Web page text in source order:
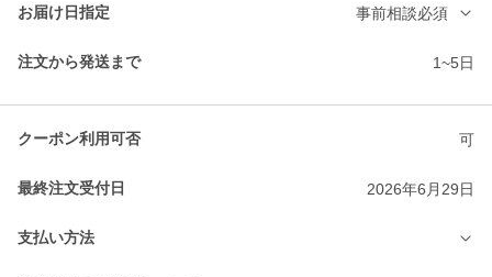
お届け日指定 事前相談必須
注文から発送まで 1~5日
クーポン利用可否 可
最終注文受付日 2026年6月29日
支払い方法